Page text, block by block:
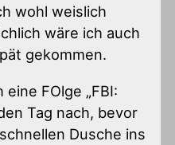
wohl weislich
wäre ich auch
gekommen.
FOlge „FBI:
Tag nach, bevor
Dusche ins